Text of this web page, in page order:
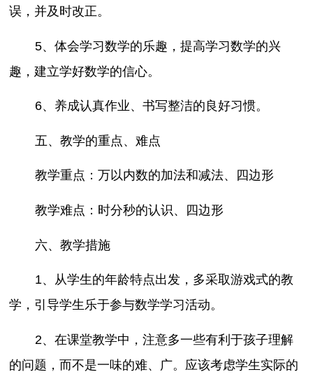
误，并及时改正。
5、体会学习数学的乐趣，提高学习数学的兴
趣，建立学好数学的信心。
6、养成认真作业、书写整洁的良好习惯。
五、教学的重点、难点
教学重点：万以内数的加法和减法、四边形
教学难点：时分秒的认识、四边形
六、教学措施
1、从学生的年龄特点出发，多采取游戏式的教
学，引导学生乐于参与数学学习活动。
2、在课堂教学中，注意多一些有利于孩子理解
的问题，而不是一味的难、广。应该考虑学生实际的